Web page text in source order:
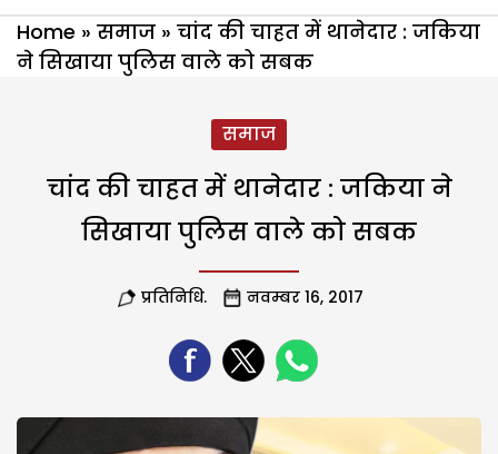
Home » समाज » चांद की चाहत में थानेदार : जकिया
ने सिखाया पुलिस वाले को सबक
समाज
चांद की चाहत में थानेदार : जकिया ने
सिखाया पुलिस वाले को सबक
प्रतिनिधि. नवम्बर 16, 2017